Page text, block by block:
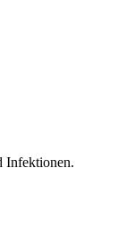
Infektionen.